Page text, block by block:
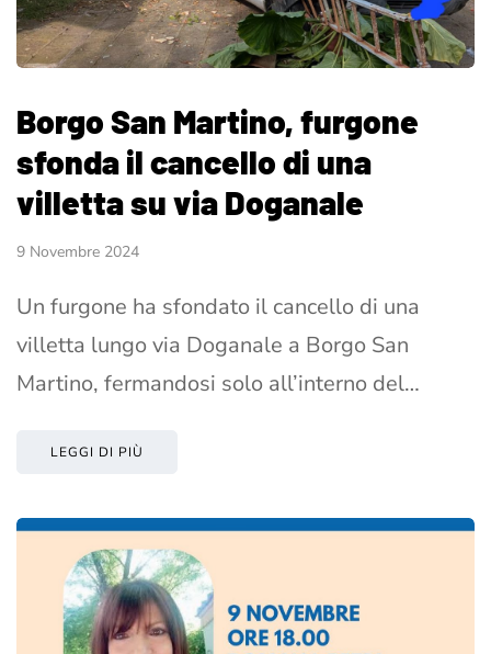
Borgo San Martino, furgone
sfonda il cancello di una
villetta su via Doganale
9 Novembre 2024
Un furgone ha sfondato il cancello di una
villetta lungo via Doganale a Borgo San
Martino, fermandosi solo all’interno del…
LEGGI DI PIÙ